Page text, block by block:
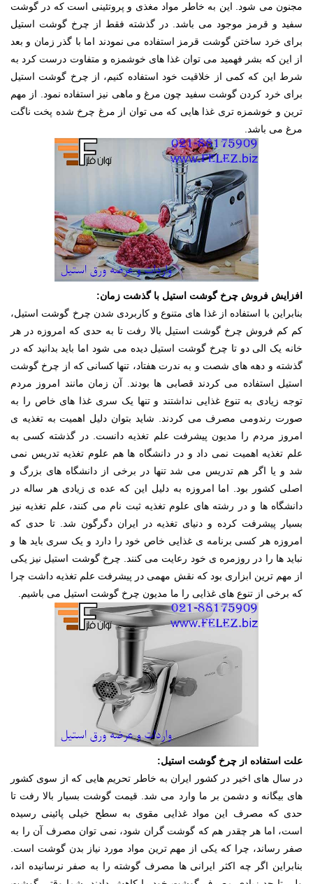
مجنون می شود. این به خاطر مواد مغذی و پروتئینی است که در گوشت
سفید و قرمز موجود می باشد. در گذشته فقط از چرخ گوشت استیل
برای خرد ساختن گوشت قرمز استفاده می نمودند اما با گذر زمان و بعد
از این که بشر فهمید می توان غذا های خوشمزه و متفاوت درست کرد به
شرط این که کمی از خلاقیت خود استفاده کنیم، از چرخ گوشت استیل
برای خرد کردن گوشت سفید چون مرغ و ماهی نیز استفاده نمود. از مهم
ترین و خوشمزه تری غذا هایی که می توان از مرغ چرخ شده پخت ناگت
مرغ می باشد.
افزایش فروش چرخ گوشت استیل با گذشت زمان:
بنابراین با استفاده از غذا های متنوع و کاربردی شدن چرخ گوشت استیل،
کم کم فروش چرخ گوشت استیل بالا رفت تا به حدی که امروزه در هر
خانه یک الی دو تا چرخ گوشت استیل دیده می شود اما باید بدانید که در
گذشته و دهه های شصت و به ندرت هفتاد، تنها کسانی که از چرخ گوشت
استیل استفاده می کردند قصابی ها بودند. آن زمان مانند امروز مردم
توجه زیادی به تنوع غذایی نداشتند و تنها یک سری غذا های خاص را به
صورت رندومی مصرف می کردند. شاید بتوان دلیل اهمیت به تغذیه ی
امروز مردم را مدیون پیشرفت علم تغذیه دانست. در گذشته کسی به
علم تغذیه اهمیت نمی داد و در دانشگاه ها هم علوم تغذیه تدریس نمی
شد و یا اگر هم تدریس می شد تنها در برخی از دانشگاه های بزرگ و
اصلی کشور بود. اما امروزه به دلیل این که عده ی زیادی هر ساله در
دانشگاه ها و در رشته های علوم تغذیه ثبت نام می کنند، علم تغذیه نیز
بسیار پیشرفت کرده و دنیای تغذیه در ایران دگرگون شد. تا حدی که
امروزه هر کسی برنامه ی غذایی خاص خود را دارد و یک سری باید ها و
نباید ها را در روزمره ی خود رعایت می کنند. چرخ گوشت استیل نیز یکی
از مهم ترین ابزاری بود که نقش مهمی در پیشرفت علم تغذیه داشت چرا
که برخی از تنوع های غذایی را ما مدیون چرخ گوشت استیل می باشیم.
علت استفاده از چرخ گوشت استیل:
در سال های اخیر در کشور ایران به خاطر تحریم هایی که از سوی کشور
های بیگانه و دشمن بر ما وارد می شد. قیمت گوشت بسیار بالا رفت تا
حدی که مصرف این مواد غذایی مقوی به سطح خیلی پائینی رسیده
است، اما هر چقدر هم که گوشت گران شود، نمی توان مصرف آن را به
صفر رساند، چرا که یکی از مهم ترین مواد مورد نیاز بدن گوشت است.
بنابراین اگر چه اکثر ایرانی ها مصرف گوشته را به صفر نرسانیده اند،